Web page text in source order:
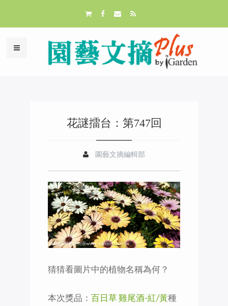
花謎擂台：第747回
園藝文摘編輯部
猜猜看圖片中的植物名稱為何？
本次獎品： 百日草 雞尾酒-紅/黃種